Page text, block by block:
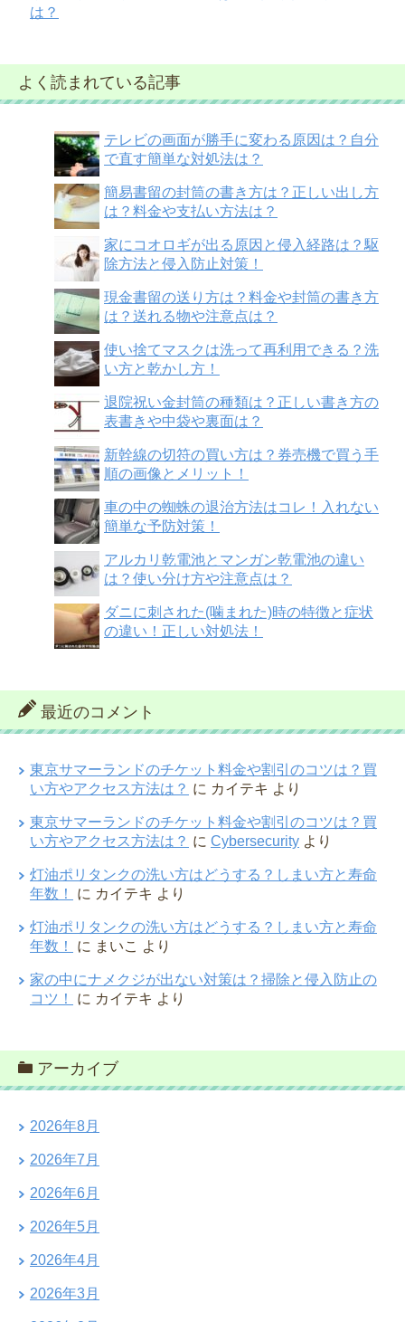
は？
よく読まれている記事
テレビの画面が勝手に変わる原因は？自分
で直す簡単な対処法は？
簡易書留の封筒の書き方は？正しい出し方
は？料金や支払い方法は？
家にコオロギが出る原因と侵入経路は？駆
除方法と侵入防止対策！
現金書留の送り方は？料金や封筒の書き方
は？送れる物や注意点は？
使い捨てマスクは洗って再利用できる？洗
い方と乾かし方！
退院祝い金封筒の種類は？正しい書き方の
表書きや中袋や裏面は？
新幹線の切符の買い方は？券売機で買う手
順の画像とメリット！
車の中の蜘蛛の退治方法はコレ！入れない
簡単な予防対策！
アルカリ乾電池とマンガン乾電池の違い
は？使い分け方や注意点は？
ダニに刺された(噛まれた)時の特徴と症状
の違い！正しい対処法！
最近のコメント
東京サマーランドのチケット料金や割引のコツは？買
い方やアクセス方法は？ に カイテキ より
東京サマーランドのチケット料金や割引のコツは？買
い方やアクセス方法は？ に Cybersecurity より
灯油ポリタンクの洗い方はどうする？しまい方と寿命
年数！
に カイテキ より
灯油ポリタンクの洗い方はどうする？しまい方と寿命
年数！
に まいこ より
家の中にナメクジが出ない対策は？掃除と侵入防止の
コツ！
に カイテキ より
アーカイブ
2026年8月
2026年7月
2026年6月
2026年5月
2026年4月
2026年3月